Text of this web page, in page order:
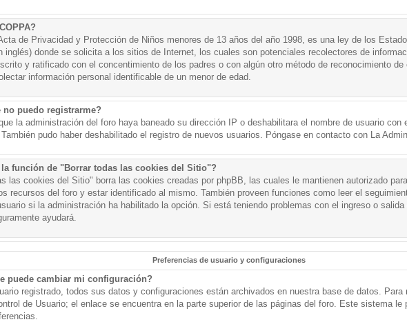
de Privacidad y Protección de Niños menores de 13 años del año 1998, es una ley de los
inglés) donde se solicita a los sitios de Internet, los cuales son potenciales recolectores de
y ratificado con el concentimiento de los padres o con algún otro método de reconocimiento de
información personal identificable de un menor de edad.
no puedo registrarme?
la administración del foro haya baneado su dirección IP o deshabilitara el nombre de usuario con
pudo haber deshabilitado el registro de nuevos usuarios. Póngase en contacto con La
la función de "Borrar todas las cookies del Sitio"?
las cookies del Sitio" borra las cookies creadas por phpBB, las cuales le mantienen autorizado
recursos del foro y estar identificado al mismo. También proveen funciones como leer el
si la administración ha habilitado la opción. Si está teniendo problemas con el ingreso o salida
ayudará.
Preferencias de usuario y configuraciones
puede cambiar mi configuración?
registrado, todos sus datos y configuraciones están archivados en nuestra base de datos. Para
de Usuario; el enlace se encuentra en la parte superior de las páginas del foro. Este sistema le